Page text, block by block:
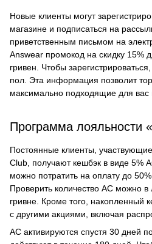
Новые клиенты могут
магазине и подписаться на
приветственным письмом на
Answear промокод на скидку 15%
гривен. Чтобы
пол. Эта информация позволит
максимально подходящие для вас
Программа лояльности
Постоянные клиенты,
Club, получают кешбэк в виде 5%
можно потратить на оплату до
Проверить количество АС можно
гривне. Кроме того, накопленный
с другими акциями, включая
АС активируются спустя 30 дней